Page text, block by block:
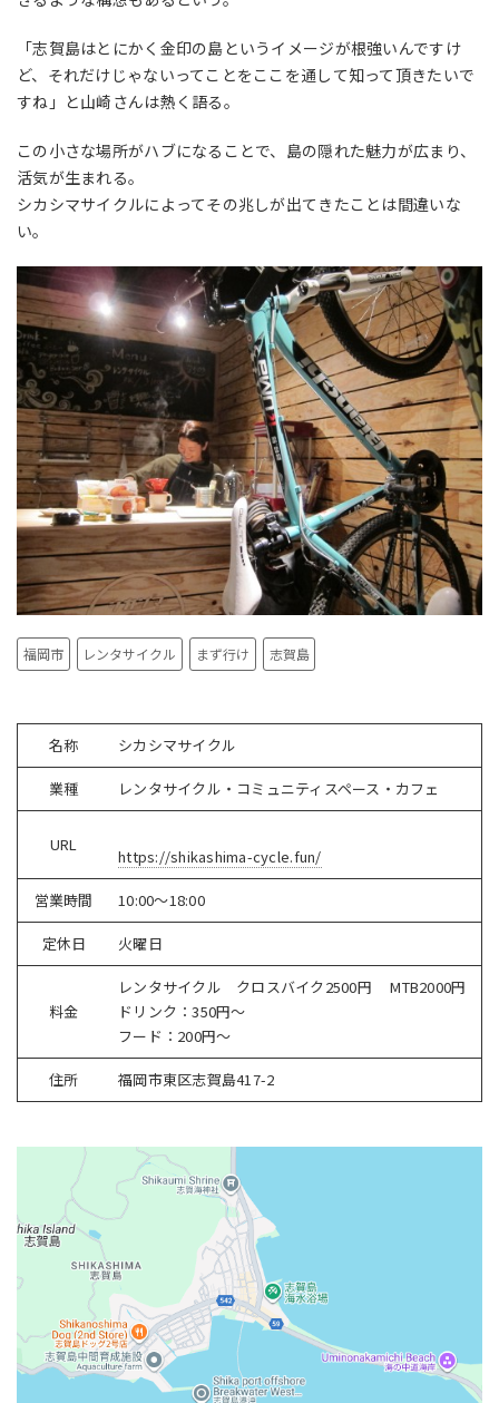
「志賀島はとにかく金印の島というイメージが根強いんですけ
ど、それだけじゃないってことをここを通して知って頂きたいで
すね」と山崎さんは熱く語る。
この小さな場所がハブになることで、島の隠れた魅力が広まり、
活気が生まれる。
シカシマサイクルによってその兆しが出てきたことは間違いな
い。
福岡市 レンタサイクル まず行け 志賀島
名称 シカシマサイクル
業種 レンタサイクル・コミュニティスペース・カフェ
URL
https://shikashima-cycle.fun/
営業時間 10:00〜18:00
定休日 火曜日
料金
レンタサイクル クロスバイク2500円 MTB2000円
ドリンク：350円〜
フード：200円〜
住所 福岡市東区志賀島417-2